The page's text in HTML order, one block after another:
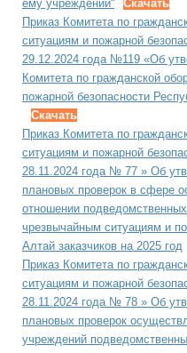
ему учреждений“
Скачать
Приказ Комитета по
ситуациям и пожарной
29.12.2024 года №119 «Об
Комитета по гражданской
пожарной безопасности
Скачать
Приказ Комитета по
ситуациям и пожарной
28.11.2024 года № 77 » Об
плановых проверок в сфере
отношении
чрезвычайным ситуациям и
Алтай заказчиков на 2025 год
Приказ Комитета по
ситуациям и пожарной
28.11.2024 года № 78 » Об
плановых проверок
учреждений